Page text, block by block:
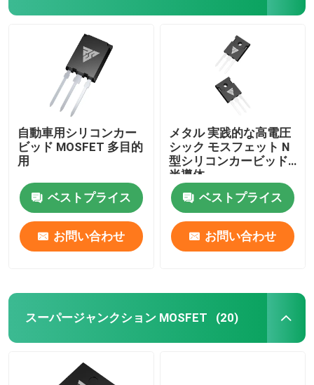
自動車用シリコンカー
ビッド MOSFET 多目的
用
ベストプライス
お問い合わせ
メタル 実践的な高電圧
シック モスフェット N
型シリコンカービッド
半導体
ベストプライス
お問い合わせ
スーパージャンクション MOSFET (20)